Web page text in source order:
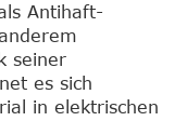
Antihaft-
seiner
es sich
in elektrischen